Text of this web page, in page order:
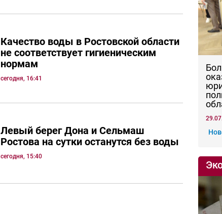
Качество воды в Ростовской области
не соответствует гигиеническим
нормам
сегодня, 16:41
Левый берег Дона и Сельмаш
Ростова на сутки останутся без воды
сегодня, 15:40